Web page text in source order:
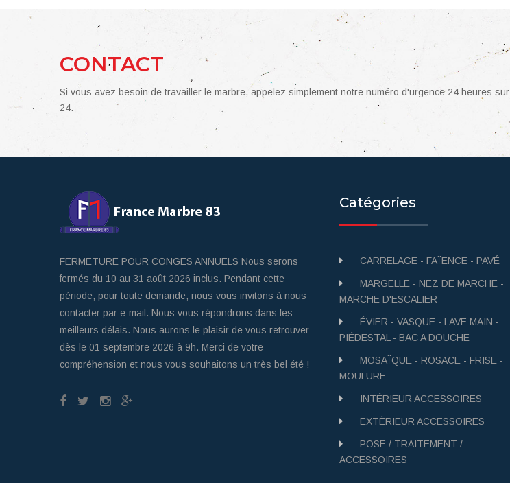
CONTACT
Si vous avez besoin de travailler le marbre, appelez simplement notre numéro d'urgence 24 heures sur
24.
FERMETURE POUR CONGES ANNUELS Nous serons
fermés du 10 au 31 août 2026 inclus. Pendant cette
période, pour toute demande, nous vous invitons à nous
contacter par e-mail. Nous vous répondrons dans les
meilleurs délais. Nous aurons le plaisir de vous retrouver
dès le 01 septembre 2026 à 9h. Merci de votre
compréhension et nous vous souhaitons un très bel été !
Catégories
CARRELAGE - FAÏENCE - PAVÉ
MARGELLE - NEZ DE MARCHE -
MARCHE D'ESCALIER
ÉVIER - VASQUE - LAVE MAIN -
PIÉDESTAL - BAC A DOUCHE
MOSAÏQUE - ROSACE - FRISE -
MOULURE
INTÉRIEUR ACCESSOIRES
EXTÉRIEUR ACCESSOIRES
POSE / TRAITEMENT /
ACCESSOIRES